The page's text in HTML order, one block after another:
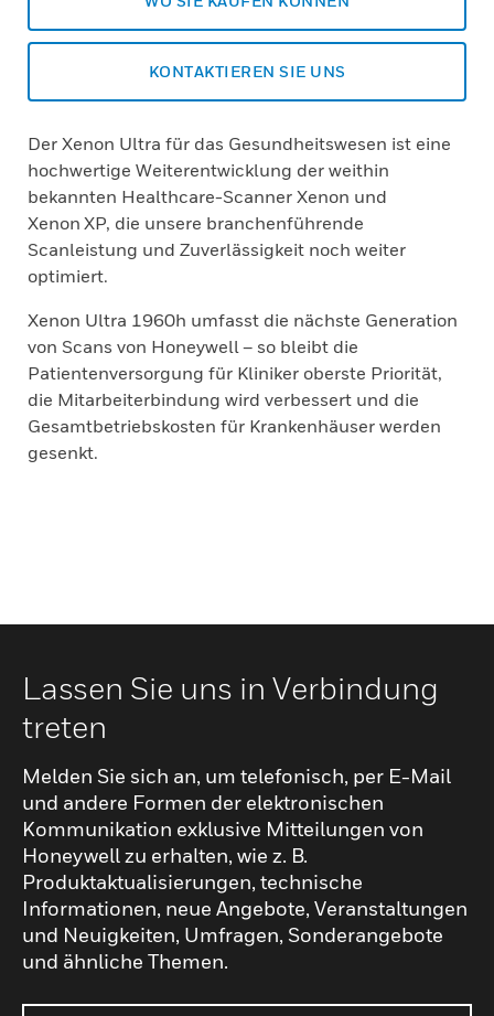
KONTAKTIEREN SIE UNS
Der Xenon Ultra für das Gesundheitswesen ist eine
hochwertige Weiterentwicklung der weithin
bekannten Healthcare-Scanner Xenon und
Xenon XP, die unsere branchenführende
Scanleistung und Zuverlässigkeit noch weiter
optimiert.
Xenon Ultra 1960h umfasst die nächste Generation
von Scans von Honeywell – so bleibt die
Patientenversorgung für Kliniker oberste Priorität,
die Mitarbeiterbindung wird verbessert und die
Gesamtbetriebskosten für Krankenhäuser werden
gesenkt.
Lassen Sie uns in Verbindung
treten
Melden Sie sich an, um telefonisch, per E-Mail
und andere Formen der elektronischen
Kommunikation exklusive Mitteilungen von
Honeywell zu erhalten, wie z. B.
Produktaktualisierungen, technische
Informationen, neue Angebote, Veranstaltungen
und Neuigkeiten, Umfragen, Sonderangebote
und ähnliche Themen.